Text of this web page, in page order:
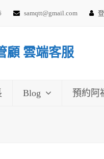
samqtt@gmail.com
顧 雲端客服
Blog 預約阿